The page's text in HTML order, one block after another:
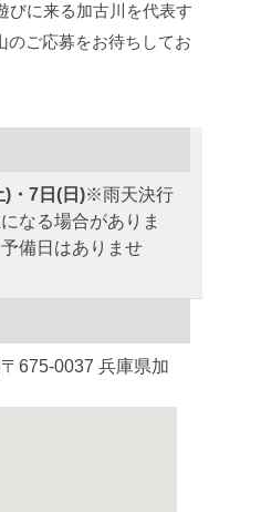
びに来る加古川を代表す
のご応募をお待ちしてお
)・7日(日)※雨天決行
なる場合がありま
備日はありませ
〒675-0037 兵庫県加